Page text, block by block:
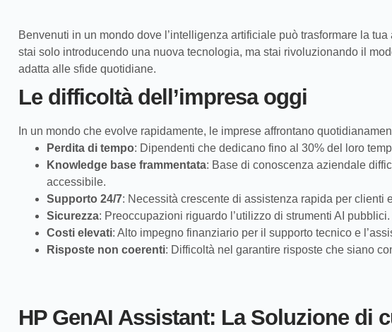
Benvenuti in un mondo dove l’intelligenza artificiale può trasformare la
stai solo introducendo una nuova tecnologia, ma stai rivoluzionando il
adatta alle sfide quotidiane.
Le difficoltà dell’impresa oggi
In un mondo che evolve rapidamente, le imprese affrontano
Perdita di tempo: Dipendenti che dedicano fino al 30% del loro
Knowledge base frammentata: Base di conoscenza aziendale
accessibile.
Supporto 24/7: Necessità crescente di assistenza rapida per clienti
Sicurezza: Preoccupazioni riguardo l’utilizzo di strumenti AI pubblici.
Costi elevati: Alto impegno finanziario per il supporto tecnico e
Risposte non coerenti: Difficoltà nel garantire risposte che siano
HP GenAI Assistant: La Soluzione di